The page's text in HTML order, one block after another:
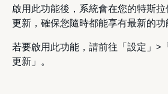
啟用此功能後，系統會在您的特斯
更新，確保您隨時都能享有最新的功
若要啟用此功能，請前往「設定」>
更新」。